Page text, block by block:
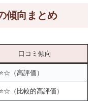
傾向まとめ
口コミ傾向
（高評価）
（比較的高評価）